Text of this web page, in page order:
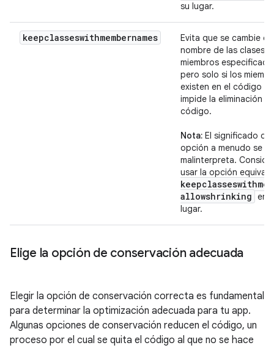
su lugar.
keepclasseswithmembernames
Evita que se cambie el
nombre de las clases y
miembros
pero solo si los
existen en el código
impide la eliminación
código.
Nota: El significado de
opción a menudo se
malinterpreta.
usar la opción
allowshrinking en
lugar.
Elige la opción de conservación adecuada
Elegir la opción de conservación correcta es fundamental
para determinar la optimización adecuada para tu app.
Algunas opciones de conservación reducen el código, un
proceso por el cual se quita el código al que no se hace